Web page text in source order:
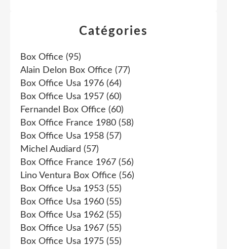
Catégories
Box Office (95)
Alain Delon Box Office (77)
Box Office Usa 1976 (64)
Box Office Usa 1957 (60)
Fernandel Box Office (60)
Box Office France 1980 (58)
Box Office Usa 1958 (57)
Michel Audiard (57)
Box Office France 1967 (56)
Lino Ventura Box Office (56)
Box Office Usa 1953 (55)
Box Office Usa 1960 (55)
Box Office Usa 1962 (55)
Box Office Usa 1967 (55)
Box Office Usa 1975 (55)